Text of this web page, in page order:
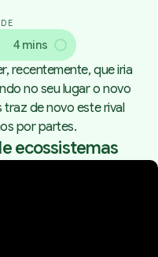
4 mins
recentemente, que iria
no seu lugar o novo
traz de novo este rival
por partes.
ecossistemas